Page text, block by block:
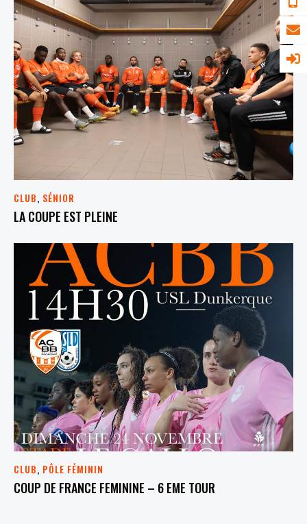
CLUB, SÉNIOR
LA COUPE EST PLEINE
CLUB, PÔLE FÉMININ
COUP DE FRANCE FEMININE – 6 EME TOUR